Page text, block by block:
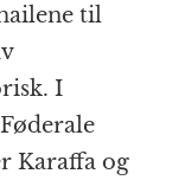
til
I
Karaffa og